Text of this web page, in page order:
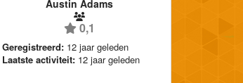
Austin Adams
0,1
Geregistreerd: 12 jaar geleden
Laatste activiteit: 12 jaar geleden